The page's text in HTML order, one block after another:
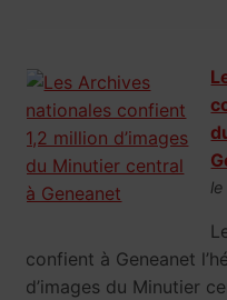
confient à Geneanet
d’images du Minutier